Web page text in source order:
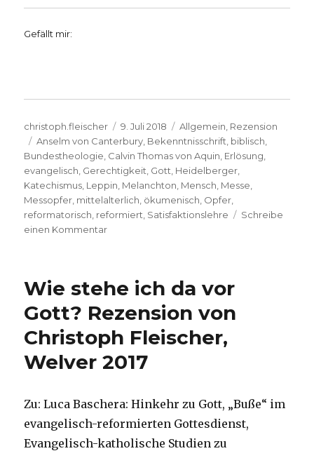
Gefällt mir:
Autor
christoph.fleischer
Veröffentlicht
am
9. Juli 2018 Kategorien
Allgemein Rezension
Schlagwörter
Anselm von Canterbury Bekenntnisschrift biblisch
Bundestheologie Calvin Thomas von Aquin Erlösung
evangelisch Gerechtigkeit Gott Heidelberger
Katechismus Leppin Melanchton Mensch Messe
Messopfer mittelalterlich ökumenisch Opfer
reformatorisch reformiert Satisfaktionslehre
Schreibe
einen Kommentarzu
Mittelalter
Neuzeit,
Rezension
von
Christoph
2018
Wie stehe ich da vor
Gott? Rezension von
Christoph Fleischer,
Welver 2017
Zu: Luca Baschera: Hinkehr zu Gott, „Buße“ im
evangelisch-reformierten Gottesdienst,
Evangelisch-katholische Studien zu